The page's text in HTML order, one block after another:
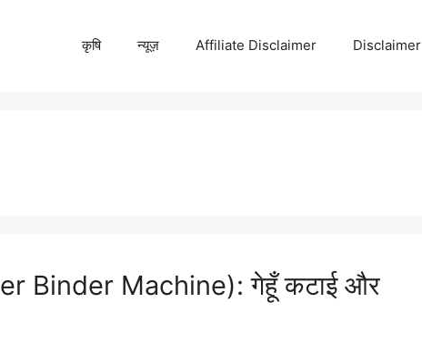
कृषि न्यूज़ Affiliate Disclaimer Disclaimer
Binder Machine): गेहूँ कटाई और